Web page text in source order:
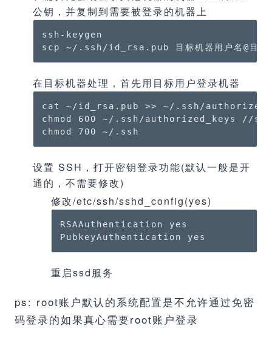
公钥，并复制到需要被登录的机器上
ssh-keygen
scp ~/.ssh/id_rsa.pub 目标机器用户名@目标
在目标机器处理，首先用目标用户登录机器
cat ~/id_rsa.pub >> ~/.ssh/
chmod 600 ~/.ssh/authorized_keys //ssh免密
chmod 700 ~/.ssh
设置 SSH，打开密钥登录功能(默认一般是开
通的，不需要修改)
修改/etc/ssh/sshd_config(yes)
RSAAuthentication yes
PubkeyAuthentication yes
重启ssd服务
ps: root账户默认的系统配置是不允许通过免密
码登录的如果真心需要root账户登录